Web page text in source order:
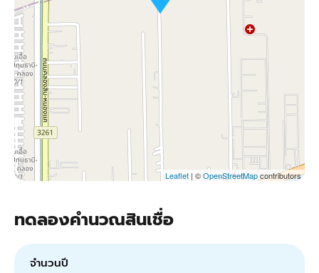
Leaflet | ©OpenStreetMapcontributors
ทดลองคำนวณสินเชื่อ
จำนวนปี